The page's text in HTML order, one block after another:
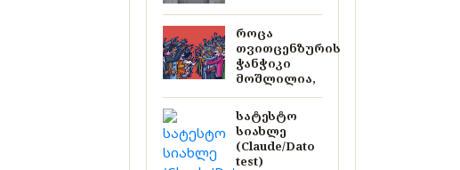
როცა
თვითცენზურის
ჭანჭიკი
მოშლილია,
სატესტო
სიახლე
(Claude/Dato
test)